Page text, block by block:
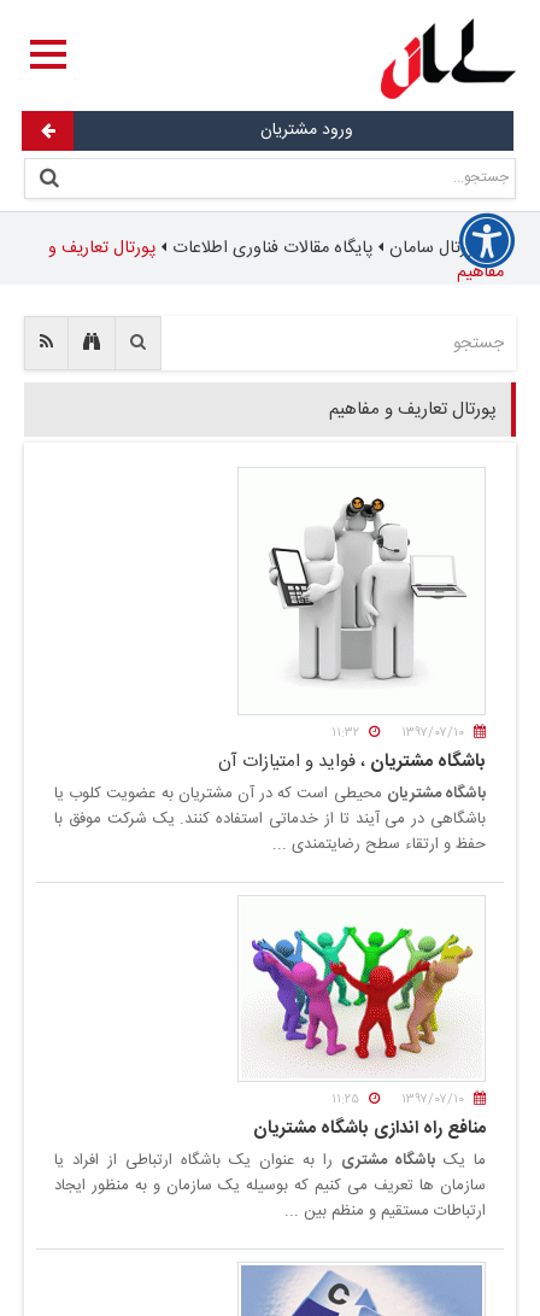
ورود مشتریان
پورتال سامان پایگاه مقالات فناوری اطلاعات
پورتال تعاریف و
مفاهیم
پورتال تعاریف و مفاهیم
۱۳۹۷/۰۷/۱۰ ۱۱:۳۲
باشگاه مشتریان ، فواید و امتیازات آن
باشگاه مشتریان محیطی است که در آن مشتریان به عضویت کلوب یا
باشگاهی در می آیند تا از خدماتی استفاده کنند. یک شرکت موفق با
حفظ و ارتقاء سطح رضایتمندی ...
۱۳۹۷/۰۷/۱۰ ۱۱:۲۵
منافع راه اندازی باشگاه مشتریان
ما یک باشگاه مشتری را به عنوان یک باشگاه ارتباطی از افراد یا
سازمان ها تعریف می کنیم که بوسیله یک سازمان و به منظور ایجاد
ارتباطات مستقیم و منظم بین ...